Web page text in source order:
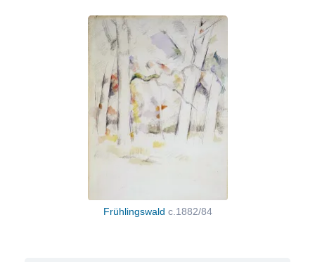
Frühlingswald c.1882/84